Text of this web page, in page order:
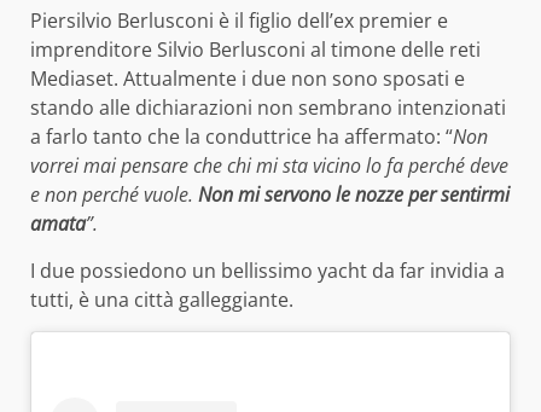
Piersilvio Berlusconi è il figlio dell’ex premier e
imprenditore Silvio Berlusconi al timone delle reti
Mediaset. Attualmente i due non sono sposati e
stando alle dichiarazioni non sembrano intenzionati
a farlo tanto che la conduttrice ha affermato: “Non
vorrei mai pensare che chi mi sta vicino lo fa perché deve
e non perché vuole. Non mi servono le nozze per sentirmi
amata”.
I due possiedono un bellissimo yacht da far invidia a
tutti, è una città galleggiante.